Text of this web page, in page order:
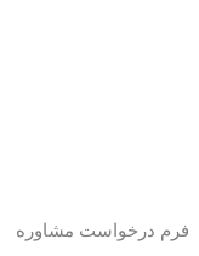
فرم درخواست مشاوره